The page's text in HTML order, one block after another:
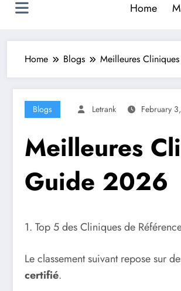
Home
Home Blogs Meilleures
Blogs Letrank February
Meilleures
Guide 2026
1. Top 5 des Cliniques de
Le classement suivant repose sur
certifié.